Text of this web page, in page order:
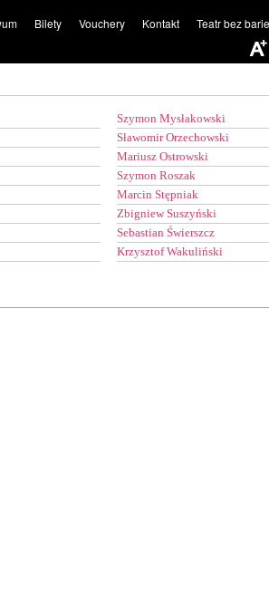
Bilety Vouchery Kontakt Teatr bez
Szymon Mysłakowski
Sławomir Orzechowski
Mariusz Ostrowski
Szymon Roszak
Marcin Stępniak
Zbigniew Suszyński
Sebastian Świerszcz
Krzysztof Wakuliński